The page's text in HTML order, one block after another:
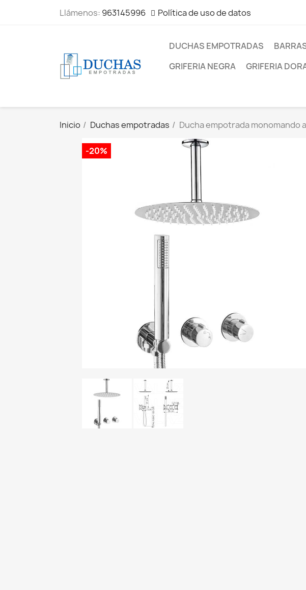
Llámenos: 963145996 Política de uso de datos
DUCHAS EMPOTRADAS
GRIFERIA NEGRA
GRIFERIA
Inicio Duchas empotradas Ducha empotrada monomando
-20%